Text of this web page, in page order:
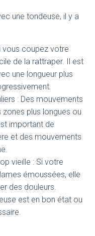
une tondeuse, il y a
vous coupez votre
de la rattraper. Il est
une longueur plus
: Des mouvements
zones plus longues ou
important de
et des mouvements
vieille : Si votre
émoussées, elle
des douleurs.
est en bon état ou